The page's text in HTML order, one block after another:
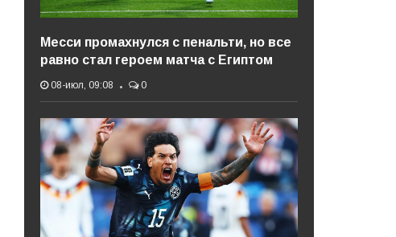
Месси промахнулся с пенальти, но все
равно стал героем матча с Египтом
08-июл, 09:08 0